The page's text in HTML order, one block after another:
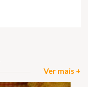
Ver mais +